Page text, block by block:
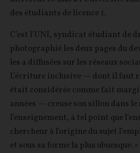
des étudiants de licence 1.
C’est l’UNI, syndicat étudiant de
photographié les deux pages du
les a diffusées sur les réseaux
L’écriture inclusive — dont il faut
était considérée comme fait
années — creuse son sillon dans le
l’enseignement, à tel point que
chercheur à l'origine du sujet
et sous sa forme la plus ubuesque. «